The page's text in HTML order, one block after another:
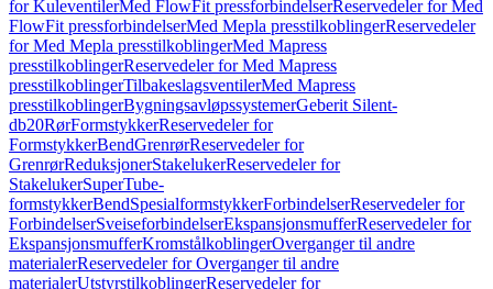
for KuleventilerMed FlowFit pressforbindelserReservedeler for Med
FlowFit pressforbindelserMed Mepla presstilkoblingerReservedeler
for Med Mepla presstilkoblingerMed Mapress
presstilkoblingerReservedeler for Med Mapress
presstilkoblingerTilbakeslagsventilerMed Mapress
presstilkoblingerBygningsavløpssystemerGeberit Silent-
db20RørFormstykkerReservedeler for
FormstykkerBendGrenrørReservedeler for
GrenrørReduksjonerStakelukerReservedeler for
StakelukerSuperTube-
formstykkerBendSpesialformstykkerForbindelserReservedeler for
ForbindelserSveiseforbindelserEkspansjonsmufferReservedeler for
EkspansjonsmufferKromstålkoblingerOverganger til andre
materialerReservedeler for Overganger til andre
materialerUtstyrstilkoblingerReservedeler for